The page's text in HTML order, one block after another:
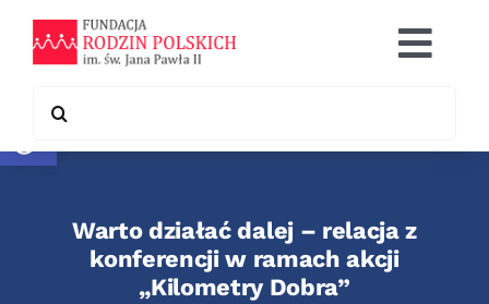
Otwórz pasek narzędzi
content
Co robimy
Współpraca
for:
Warto działać dalej – relacja z
konferencji w ramach akcji
„Kilometry Dobra”